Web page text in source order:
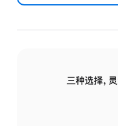
三种选择，